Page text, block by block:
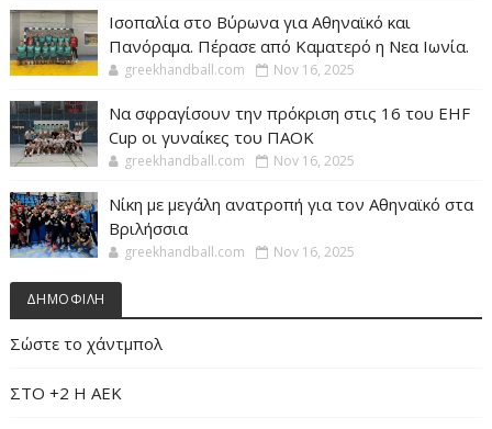
Ισοπαλία στο Βύρωνα για Αθηναϊκό και
Πανόραμα. Πέρασε από Καματερό η Νεα Ιωνία.
greekhandball.com Nov 16, 2025
Να σφραγίσουν την πρόκριση στις 16 του EHF
Cup οι γυναίκες του ΠΑΟΚ
greekhandball.com Nov 16, 2025
Νίκη με μεγάλη ανατροπή για τον Αθηναϊκό στα
Βριλήσσια
greekhandball.com Nov 16, 2025
ΔΗΜΟΦΙΛΗ
Σώστε το χάντμπολ
ΣΤΟ +2 Η ΑΕΚ